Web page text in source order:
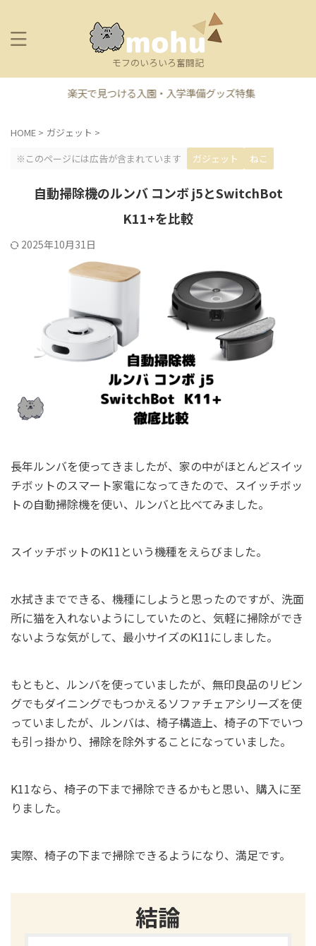
モフのいろいろ奮闘記
楽天で見つける入園・入学準備グッズ特集
HOME > ガジェット >
※このページには広告が含まれています
ガジェット ねこ
自動掃除機のルンバ コンボ j5とSwitchBot
K11+を比較
2025年10月31日
長年ルンバを使ってきましたが、家の中がほとんどスイッ
チボットのスマート家電になってきたので、スイッチボッ
トの自動掃除機を使い、ルンバと比べてみました。
スイッチボットのK11という機種をえらびました。
水拭きまでできる、機種にしようと思ったのですが、洗面
所に猫を入れないようにしていたのと、気軽に掃除ができ
ないような気がして、最小サイズのK11にしました。
もともと、ルンバを使っていましたが、無印良品のリビン
グでもダイニングでもつかえるソファチェアシリーズを使
っていましたが、ルンバは、椅子構造上、椅子の下でいつ
も引っ掛かり、掃除を除外することになっていました。
K11なら、椅子の下まで掃除できるかもと思い、購入に至
りました。
実際、椅子の下まで掃除できるようになり、満足です。
結論